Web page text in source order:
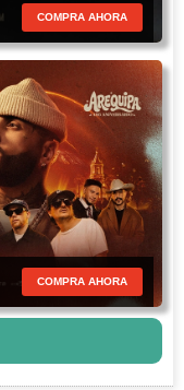
COMPRA AHORA
COMPRA AHORA